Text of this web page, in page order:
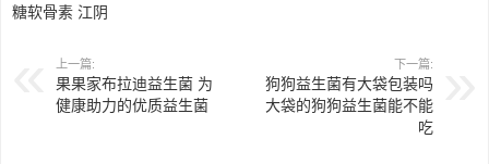
糖软骨素 江阴
上一篇:
果果家布拉迪益生菌 为
健康助力的优质益生菌
下一篇:
狗狗益生菌有大袋包装吗
大袋的狗狗益生菌能不能
吃